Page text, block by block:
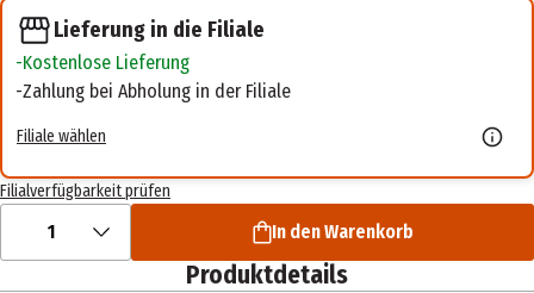
Lieferung in die Filiale
Kostenlose Lieferung
Zahlung bei Abholung in der Filiale
Filiale wählen
Filialverfügbarkeit prüfen
1 In den Warenkorb
Produktdetails